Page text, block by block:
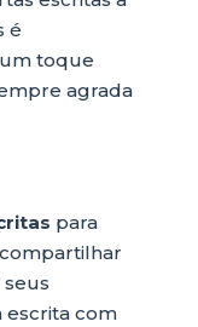
é
toque
agrada
para
escrita com